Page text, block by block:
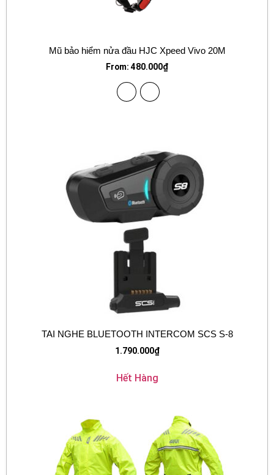
Mũ bảo hiểm nửa đầu HJC Xpeed Vivo 20M
From: 480.000₫
TAI NGHE BLUETOOTH INTERCOM SCS S-8
1.790.000₫
Hết Hàng